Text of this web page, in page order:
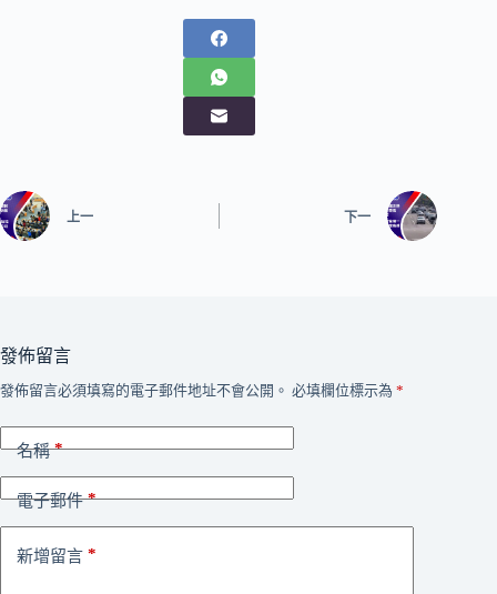
上一 下一
發佈留言
發佈留言必須填寫的電子郵件地址不會公開。 必填欄位標示為 *
名稱*
電子郵件*
新增留言 *